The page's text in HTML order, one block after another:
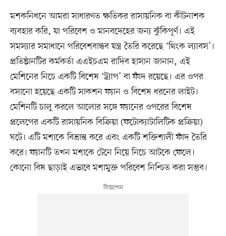
মশকনিধনে আমরা সাধারণত ক্ষতিকর রাসায়নিক বা কীটনাশক
ব্যবহার করি, যা পরিবেশ ও মানবদেহের জন্য ঝুঁকিপূর্ণ। এই
সমস্যার সমাধানে পরিবেশবান্ধব যন্ত্র তৈরি করেছে ‘থিংক ল্যাবস’।
প্রতিষ্ঠানটির কর্মকর্তা এএইচএম রাদিব হাসান জানান, এই
মেশিনের নিচে একটি বিশেষ ‘ট্র্যাপ’ বা ফাঁদ রয়েছে। এর ওপর
বসানো হয়েছে একটি সাকশন ফ্যান ও বিশেষ ধরনের লাইট।
মেশিনটি চালু করলে আলোর সঙ্গে ফ্যানের ওপরের বিশেষ
প্রলেপের একটি রাসায়নিক বিক্রিয়া (ফটোক্যাটালিটিক প্রক্রিয়া)
ঘটে। এটি মশাকে বিভ্রান্ত করে এবং একটি শক্তিশালী ফাঁদ তৈরি
করে। ফ্যানটি তখন মশাকে টেনে নিয়ে নিচে আটকে ফেলে।
কোনো বিষ ছাড়াই এভাবে মশামুক্ত পরিবেশ নিশ্চিত করা সম্ভব।